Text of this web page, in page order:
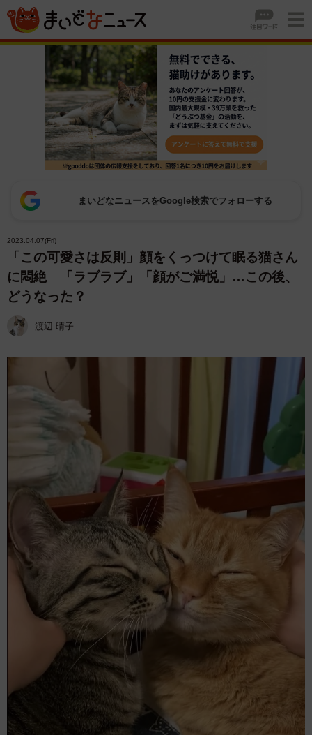
まいどなニュースをGoogle検索でフォローする
2023.04.07(Fri)
「この可愛さは反則」顔をくっつけて眠る猫さん
に悶絶 「ラブラブ」「顔がご満悦」…この後、
どうなった？
渡辺 晴子